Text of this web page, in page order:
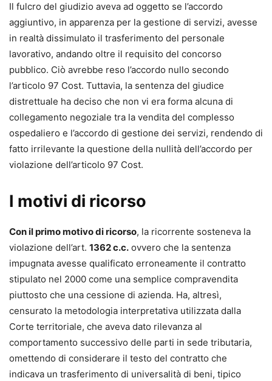
Il fulcro del giudizio aveva ad oggetto se l’accordo
aggiuntivo, in apparenza per la gestione di servizi, avesse
in realtà dissimulato il trasferimento del personale
lavorativo, andando oltre il requisito del concorso
pubblico. Ciò avrebbe reso l’accordo nullo secondo
l’articolo 97 Cost. Tuttavia, la sentenza del giudice
distrettuale ha deciso che non vi era forma alcuna di
collegamento negoziale tra la vendita del complesso
ospedaliero e l’accordo di gestione dei servizi, rendendo di
fatto irrilevante la questione della nullità dell’accordo per
violazione dell’articolo 97 Cost.
I motivi di ricorso
Con il primo motivo di ricorso, la ricorrente sosteneva la
violazione dell’art. 1362 c.c. ovvero che la sentenza
impugnata avesse qualificato erroneamente il contratto
stipulato nel 2000 come una semplice compravendita
piuttosto che una cessione di azienda. Ha, altresì,
censurato la metodologia interpretativa utilizzata dalla
Corte territoriale, che aveva dato rilevanza al
comportamento successivo delle parti in sede tributaria,
omettendo di considerare il testo del contratto che
indicava un trasferimento di universalità di beni, tipico